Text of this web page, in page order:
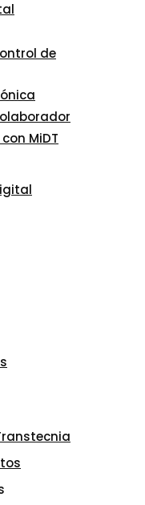
de
MiDT